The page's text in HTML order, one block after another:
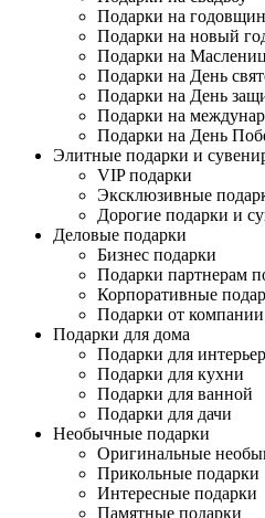
Подарки на
Подарки на новый
Подарки на
Подарки на День
Подарки на День
Подарки на
Подарки на День
Элитные подарки и
VIP подарки
Эксклюзивные
Дорогие подарки и
Деловые подарки
Бизнес подарки
Подарки партнерам
Корпоративные
Подарки от
Подарки для дома
Подарки для
Подарки для кухни
Подарки для ванной
Подарки для дачи
Необычные подарки
Оригинальные
Прикольные подарки
Интересные подарки
Памятные подарки